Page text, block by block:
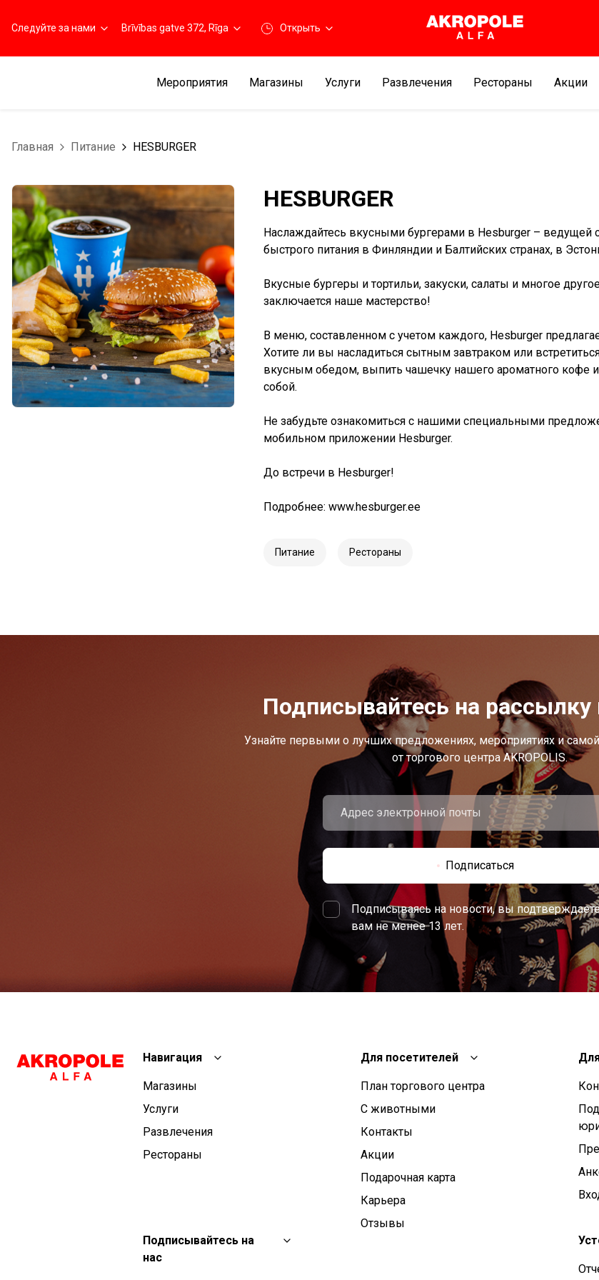
Следуйте за нами Brīvības gatve 372, Rīga Открыть
Мероприятия Магазины Услуги Развлечения Рестораны Aкции
Главная Питание HESBURGER
HESBURGER
Наслаждайтесь вкусными бургерами в Hesburger – ведущей
быстрого питания в Финляндии и Балтийских странах, в
Вкусные бургеры и тортильи, закуски, салаты и многое
заключается наше мастерство!
В меню, составленном с учетом каждого, Hesburger
Хотите ли вы насладиться сытным завтраком или
вкусным обедом, выпить чашечку нашего ароматного кофе
собой.
Не забудьте ознакомиться с нашими специальными
мобильном приложении Hesburger.
До встречи в Hesburger!
Подробнее: www.hesburger.ee
Питание Рестораны
Подписывайтесь на рассылку
Узнайте первыми о лучших предложениях, мероприятиях и
от торгового центра AKROPOLIS.
Подписаться
Подписываясь на новости, вы
вам не менее 13 лет.
Навигация
Магазины
Услуги
Развлечения
Рестораны
Для посетителей
План торгового центра
С животными
Контакты
Aкции
Подарочная карта
Карьера
Отзывы
Подписывайтесь на
нас